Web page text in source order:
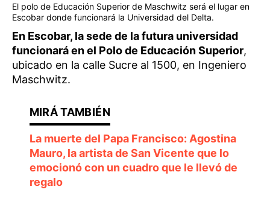
El polo de Educación Superior de Maschwitz será el lugar en
Escobar donde funcionará la Universidad del Delta.
En Escobar, la sede de la futura universidad
funcionará en el Polo de Educación Superior,
ubicado en la calle Sucre al 1500, en Ingeniero
Maschwitz.
La muerte del Papa Francisco: Agostina
Mauro, la artista de San Vicente que lo
emocionó con un cuadro que le llevó de
regalo